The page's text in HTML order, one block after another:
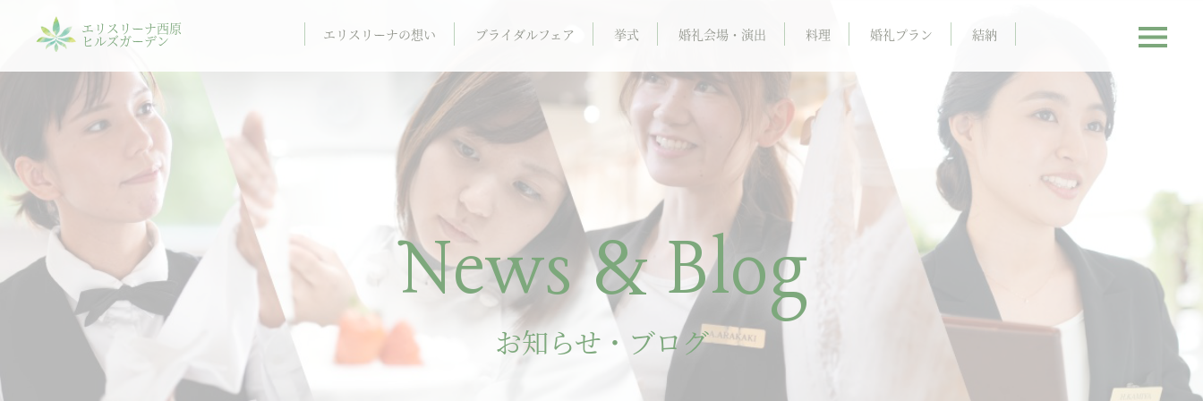
エリスリーナ西原
ヒルズガーデン エリスリーナの想い ブライダルフェア 挙式 婚礼会場・演出 料理 婚礼プラン 結納
News & Blog
お知らせ・ブログ